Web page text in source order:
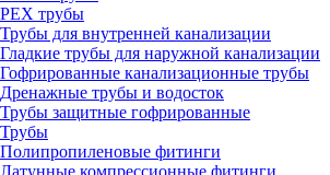
PEX трубы
Трубы для внутренней канализации
Гладкие трубы для наружной канализации
Гофрированные канализационные трубы
Дренажные трубы и водосток
Трубы защитные гофрированные
Трубы
Полипропиленовые фитинги